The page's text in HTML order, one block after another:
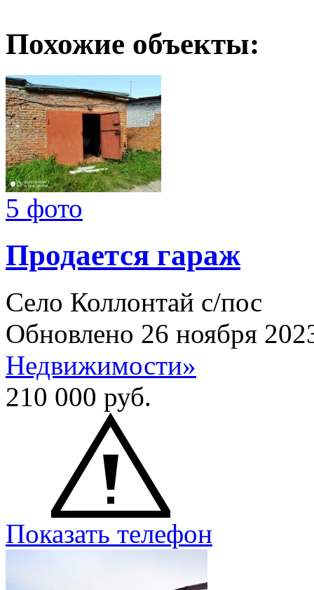
Похожие объекты:
5 фото
Продается гараж
Село Коллонтай с/пос
Обновлено 26 ноября
Недвижимости»
210 000 руб.
Показать телефон